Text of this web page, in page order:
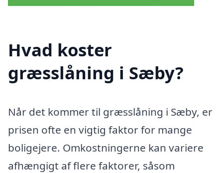
Hvad koster
græsslåning i Sæby?
Når det kommer til græsslåning i Sæby, er
prisen ofte en vigtig faktor for mange
boligejere. Omkostningerne kan variere
afhængigt af flere faktorer, såsom